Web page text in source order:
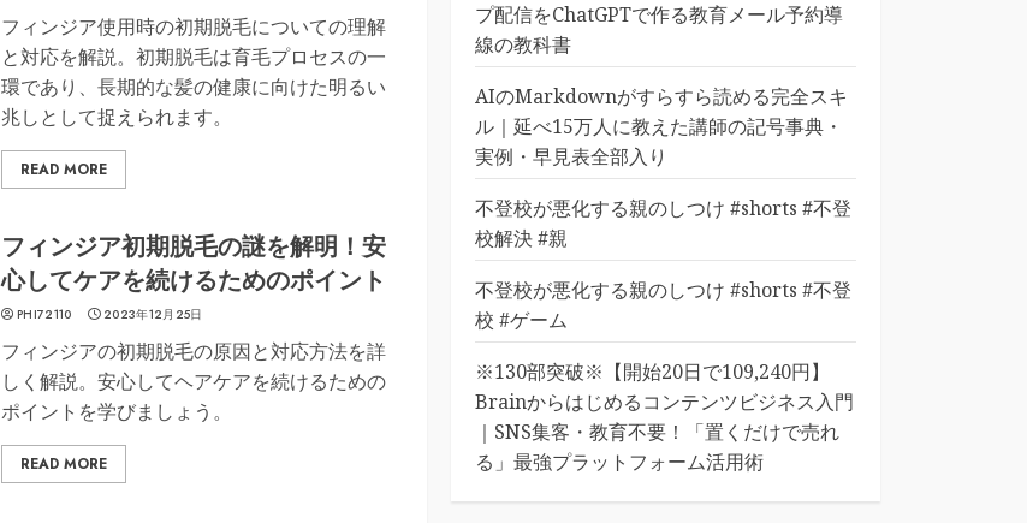
フィンジア使用時の初期脱毛についての理解
と対応を解説。初期脱毛は育毛プロセスの一
環であり、長期的な髪の健康に向けた明るい
兆しとして捉えられます。
READ MORE
フィンジア初期脱毛の謎を解明！安
心してケアを続けるためのポイント
PHI72110 2023年12月25日
フィンジアの初期脱毛の原因と対応方法を詳
しく解説。安心してヘアケアを続けるための
ポイントを学びましょう。
READ MORE
プ配信をChatGPTで作る教育メール予約導
線の教科書
AIのMarkdownがすらすら読める完全スキ
ル｜延べ15万人に教えた講師の記号事典・
実例・早見表全部入り
不登校が悪化する親のしつけ #shorts #不登
校解決 #親
不登校が悪化する親のしつけ #shorts #不登
校 #ゲーム
※130部突破※【開始20日で109,240円】
Brainからはじめるコンテンツビジネス入門
｜SNS集客・教育不要！「置くだけで売れ
る」最強プラットフォーム活用術